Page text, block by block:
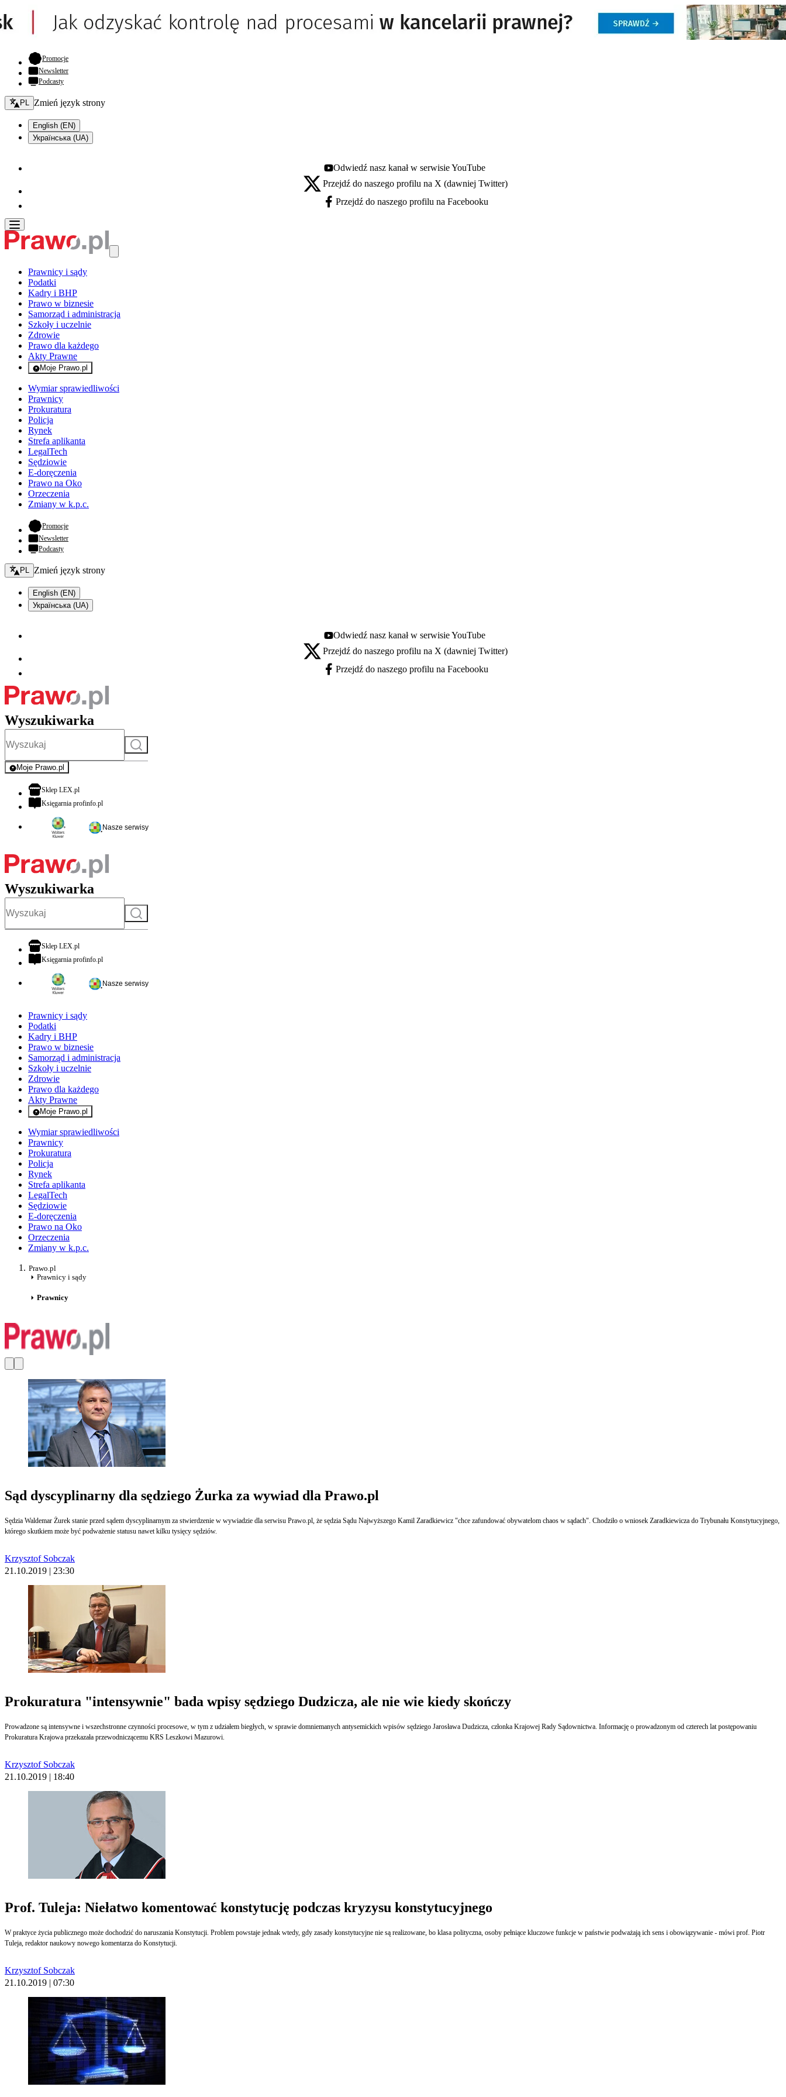
Promocje- otwiera się w nowej karcie
Newsletter
Podcasty
Zmień język - bieżący:
PL Zmień język strony
English (EN)
Українська (UA)
Youtube - otwiera się w nowej karcie
Odwiedź nasz kanał w serwisie YouTube
X - otwiera się w nowej karcie
Przejdź do naszego profilu na X (dawniej Twitter)
Facebook - otwiera się w nowej karcie
Przejdź do naszego profilu na Facebooku
Prawnicy i sądy
Podatki
Kadry i BHP
Prawo w biznesie
Samorząd i administracja
Szkoły i uczelnie
Zdrowie
Prawo dla każdego
Akty Prawne
Moje Prawo.pl
- rejestracja i logowanie do serwisu
Wymiar sprawiedliwości
Prawnicy
Prokuratura
Policja
Rynek
Strefa aplikanta
LegalTech
Sędziowie
E-doręczenia
Prawo na Oko
Orzeczenia
Zmiany w k.p.c.
Promocje- otwiera się w nowej karcie
Newsletter
Podcasty
Zmień język - bieżący:
PL Zmień język strony
English (EN)
Українська (UA)
Youtube - otwiera się w nowej karcie
Odwiedź nasz kanał w serwisie YouTube
X - otwiera się w nowej karcie
Przejdź do naszego profilu na X (dawniej Twitter)
Facebook - otwiera się w nowej karcie
Przejdź do naszego profilu na Facebooku
Wyszukiwarka
Szukaj
Moje Prawo.pl
- rejestracja i logowanie do serwisu
Sklep LEX.plotwiera się w nowej karcie
Księgarnia profinfo.plotwiera się w nowej karcie
Nasze serwisy
Wyszukiwarka
Szukaj
Sklep LEX.plotwiera się w nowej karcie
Księgarnia profinfo.plotwiera się w nowej karcie
Nasze serwisy
Prawnicy i sądy
Podatki
Kadry i BHP
Prawo w biznesie
Samorząd i administracja
Szkoły i uczelnie
Zdrowie
Prawo dla każdego
Akty Prawne
Moje Prawo.pl
- rejestracja i logowanie do serwisu
Wymiar sprawiedliwości
Prawnicy
Prokuratura
Policja
Rynek
Strefa aplikanta
LegalTech
Sędziowie
E-doręczenia
Prawo na Oko
Orzeczenia
Zmiany w k.p.c.
Prawo.pl
Prawnicy i sądy
Prawnicy
Sąd dyscyplinarny dla sędziego Żurka za wywiad dla Prawo.pl
Sędzia Waldemar Żurek stanie przed sądem dyscyplinarnym za stwierdzenie w wywiadzie dla serwisu Prawo.pl, że sędzia Sądu Najwyższego Kamil Zaradkiewicz "chce zafundować obywatelom chaos w sądach". Chodziło o wniosek Zaradkiewicza do Trybunału Konstytucyjnego,
którego skutkiem może być podważenie statusu nawet kilku tysięcy sędziów.
Krzysztof Sobczak
21.10.2019 | 23:30
Prokuratura "intensywnie" bada wpisy sędziego Dudzicza, ale nie wie kiedy skończy
Prowadzone są intensywne i wszechstronne czynności procesowe, w tym z udziałem biegłych, w sprawie domniemanych antysemickich wpisów sędziego Jarosława Dudzicza, członka Krajowej Rady Sądownictwa. Informację o prowadzonym od czterech lat postępowaniu
Prokuratura Krajowa przekazała przewodniczącemu KRS Leszkowi Mazurowi.
Krzysztof Sobczak
21.10.2019 | 18:40
Prof. Tuleja: Niełatwo komentować konstytucję podczas kryzysu konstytucyjnego
W praktyce życia publicznego może dochodzić do naruszania Konstytucji. Problem powstaje jednak wtedy, gdy zasady konstytucyjne nie są realizowane, bo klasa polityczna, osoby pełniące kluczowe funkcje w państwie podważają ich sens i obowiązywanie - mówi prof. Piotr
Tuleja, redaktor naukowy nowego komentarza do Konstytucji.
Krzysztof Sobczak
21.10.2019 | 07:30